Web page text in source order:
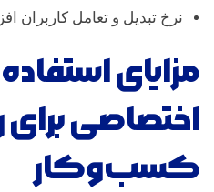
نرخ تبدیل و تعامل کاربران
مزایای
اختصاصی برای
کسب‌وکار